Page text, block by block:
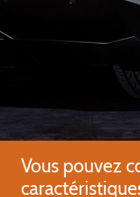
Vous pouvez